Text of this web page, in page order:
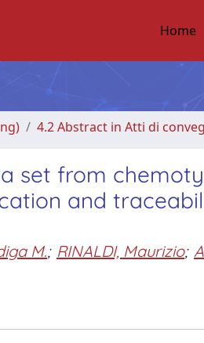
Home
4.2 Abstract in Atti di
set from
and
M.; RINALDI, Maurizio;